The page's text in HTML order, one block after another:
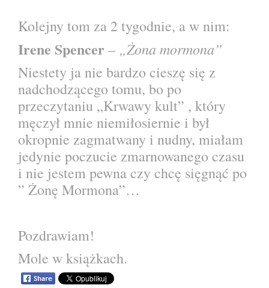
Kolejny tom za 2 tygodnie, a w nim:
Irene Spencer– „Żona mormona”
Niestety ja nie bardzo cieszę się z
nadchodzącego tomu, bo po
przeczytaniu „Krwawy kult” , który
męczył mnie niemiłosiernie i był
okropnie zagmatwany i nudny, miałam
jedynie poczucie zmarnowanego czasu
i nie jestem pewna czy chcę sięgnąć po
” Żonę Mormona”…
Pozdrawiam!
Mole w książkach.